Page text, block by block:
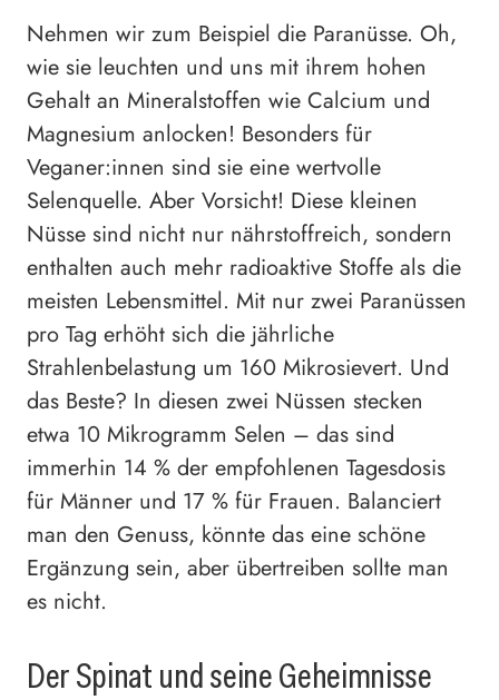
Nehmen wir zum Beispiel die Paranüsse. Oh,
wie sie leuchten und uns mit ihrem hohen
Gehalt an Mineralstoffen wie Calcium und
Magnesium anlocken! Besonders für
Veganer:innen sind sie eine wertvolle
Selenquelle. Aber Vorsicht! Diese kleinen
Nüsse sind nicht nur nährstoffreich, sondern
enthalten auch mehr radioaktive Stoffe als die
meisten Lebensmittel. Mit nur zwei Paranüssen
pro Tag erhöht sich die jährliche
Strahlenbelastung um 160 Mikrosievert. Und
das Beste? In diesen zwei Nüssen stecken
etwa 10 Mikrogramm Selen – das sind
immerhin 14 % der empfohlenen Tagesdosis
für Männer und 17 % für Frauen. Balanciert
man den Genuss, könnte das eine schöne
Ergänzung sein, aber übertreiben sollte man
es nicht.
Der Spinat und seine Geheimnisse